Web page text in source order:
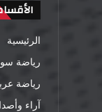
الرئيسية
رياضة
رياضة
آراء